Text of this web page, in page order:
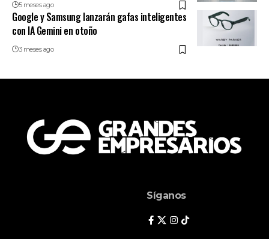
5 meses ago
Google y Samsung lanzarán gafas inteligentes
con IA Gemini en otoño
3 meses ago
Síganos